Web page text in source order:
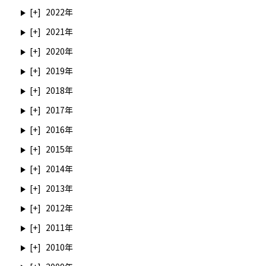
2022
2021
2020
2019
2018
2017
2016
2015
2014
2013
2012
2011
2010